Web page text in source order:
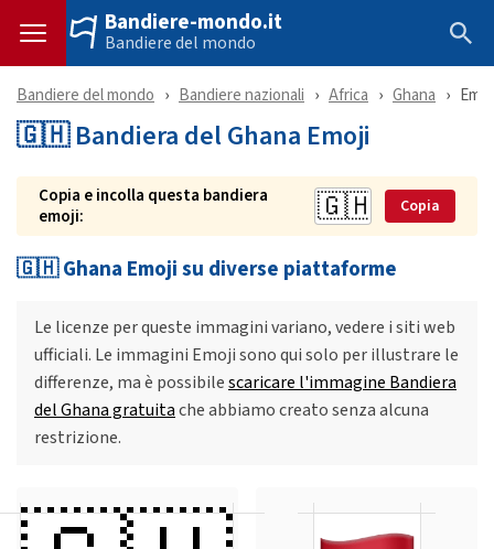
Bandiere-mondo.it
Bandiere del mondo
Bandiere del mondo Bandiere nazionali Africa Ghana
🇬🇭 Bandiera del Ghana Emoji
Copia e incolla questa bandiera
emoji:
Copia
🇬🇭 Ghana Emoji su diverse piattaforme
Le licenze per queste immagini variano, vedere i siti web
ufficiali. Le immagini Emoji sono qui solo per illustrare le
differenze, ma è possibilescaricare l'immagine Bandiera
del Ghana gratuitache abbiamo creato senza alcuna
restrizione.